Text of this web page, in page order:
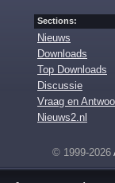
Sections:
Nieuws
Downloads
Top Downloads
Discussie
Vraag en
Nieuws2.nl
© 1999-2026